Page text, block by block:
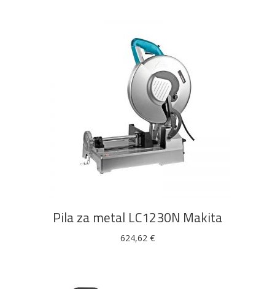
DODAJ U KOŠARICU
Pila za metal LC1230N Makita
624,62 €